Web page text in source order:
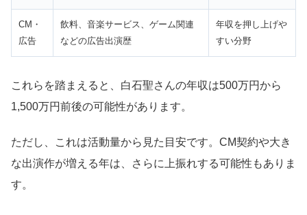
CM・
広告
飲料、音楽サービス、ゲーム関連
などの広告出演歴
年収を押し上げや
すい分野
これらを踏まえると、白石聖さんの年収は500万円から
1,500万円前後の可能性があります。
ただし、これは活動量から見た目安です。CM契約や大き
な出演作が増える年は、さらに上振れする可能性もありま
す。